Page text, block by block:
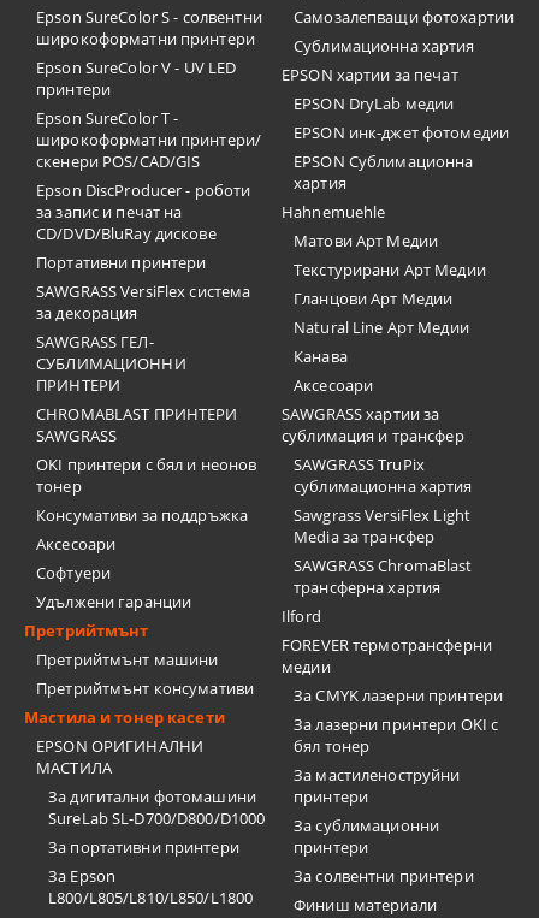
Epson SureColor S - солвентни
широкоформатни принтери
Epson SureColor V - UV LED
принтери
Epson SureColor T -
широкоформатни принтери/
скенери POS/CAD/GIS
Epson DiscProducer - роботи
за запис и печат на
CD/DVD/BluRay дискове
Портативни принтери
SAWGRASS VersiFlex система
за декорация
SAWGRASS ГЕЛ-
СУБЛИМАЦИОННИ
ПРИНТЕРИ
CHROMABLAST ПРИНТЕРИ
SAWGRASS
OKI принтери с бял и неонов
тонер
Консумативи за поддръжка
Аксесоари
Софтуери
Удължени гаранции
Претрийтмънт
Претрийтмънт машини
Претрийтмънт консумативи
Мастила и тонер касети
EPSON ОРИГИНАЛНИ
МАСТИЛА
За дигитални фотомашини
SureLab SL-D700/D800/D1000
За портативни принтери
За Epson
L800/L805/L810/L850/L1800
Самозалепващи фотохартии
Сублимационна хартия
EPSON хартии за печат
EPSON DryLab медии
EPSON инк-джет фотомедии
EPSON Сублимационна
хартия
Hahnemuehle
Матови Арт Медии
Текстурирани Арт Медии
Гланцови Арт Медии
Natural Line Арт Медии
Канава
Аксесоари
SAWGRASS хартии за
сублимация и трансфер
SAWGRASS TruPix
сублимационна хартия
Sawgrass VersiFlex Light
Media за трансфер
SAWGRASS ChromaBlast
трансферна хартия
Ilford
FOREVER термотрансферни
медии
За CMYK лазерни принтери
За лазерни принтери OKI с
бял тонер
За мастиленоструйни
принтери
За сублимационни
принтери
За солвентни принтери
Финиш материали